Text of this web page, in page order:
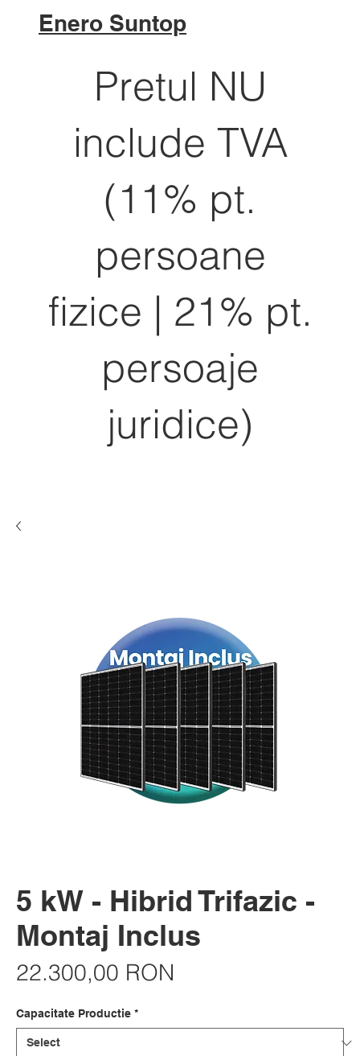
Enero Suntop
5 kW - Hibrid Trifazic -
Montaj Inclus
22.300,00 RON
Capacitate Productie *
Pretul NU
include TVA
(11% pt.
persoane
fizice | 21% pt.
persoaje
juridice)